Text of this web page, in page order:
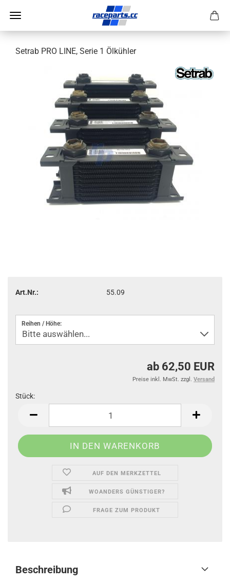
Setrab PRO LINE, Serie 1 Ölkühler
Art.Nr.: 55.09
Reihen / Höhe:
ab 62,50 EUR
Preise inkl. MwSt. zzgl. Versand
Stück:
AUF DEN MERKZETTEL
WOANDERS GÜNSTIGER?
FRAGE ZUM PRODUKT
Beschreibung